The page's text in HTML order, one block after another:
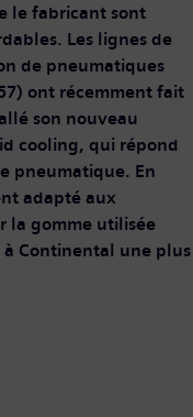
le fabricant sont
Les lignes de
de pneumatiques
ont récemment fait
son nouveau
cooling, qui répond
pneumatique. En
adapté aux
la gomme utilisée
Continental une plus